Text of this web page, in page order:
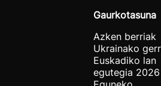
Gaurkotasuna
Azken berriak
Ukrainako
Euskadiko lan
egutegia 2026